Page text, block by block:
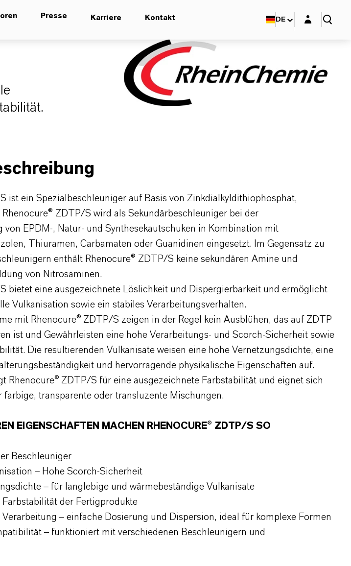
Presse Karriere Kontakt DE Login-Maske
ist ein Spezialbeschleuniger auf Basis von Zinkdialkyldithiophosphat,
ZDTP/S wird als Sekundärbeschleuniger bei der
von EPDM-, Natur- und Synthesekautschuken in Kombination mit
Thiuramen, Carbamaten oder Guanidinen eingesetzt. Im Gegensatz zu
enthält Rhenocure® ZDTP/S keine sekundären Amine und
von Nitrosaminen.
bietet eine ausgezeichnete Löslichkeit und Dispergierbarkeit und ermöglicht
Vulkanisation sowie ein stabiles Verarbeitungsverhalten.
mit Rhenocure® ZDTP/S zeigen in der Regel kein Ausblühen, das auf ZDTP
ist und Gewährleisten eine hohe Verarbeitungs- und Scorch-Sicherheit sowie
Die resultierenden Vulkanisate weisen eine hohe Vernetzungsdichte, eine
und hervorragende physikalische Eigenschaften auf.
Rhenocure® ZDTP/S für eine ausgezeichnete Farbstabilität und eignet sich
farbige, transparente oder transluzente Mischungen.
EIGENSCHAFTEN MACHEN RHENOCURE® ZDTP/S SO
Beschleuniger
– Hohe Scorch-Sicherheit
– für langlebige und wärmebeständige Vulkanisate
Farbstabilität der Fertigprodukte
Verarbeitung – einfache Dosierung und Dispersion, ideal für komplexe Formen
– funktioniert mit verschiedenen Beschleunigern und